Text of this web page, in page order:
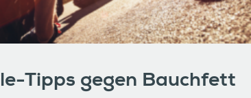
Tipps gegen Bauchfett